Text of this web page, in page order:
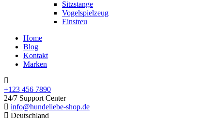
Sitzstange
Vogelspielzeug
Einstreu
Home
Blog
Kontakt
Marken
+123 456 7890
24/7 Support Center
info@hundeliebe-shop.de
Deutschland